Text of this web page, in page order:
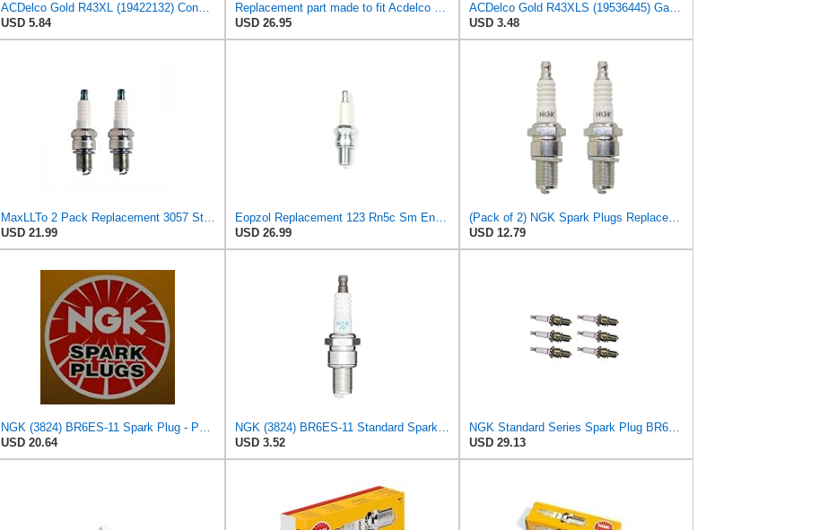
ACDelco Gold R43XL (19422132) Conventional Spark Plug
USD 5.84
Replacement part made to fit Acdelco R43Xls, 5613522 Spark Plugs Qty 3 R2MotS19569
USD 26.95
ACDelco Gold R43XLS (19536445) Gas Engine Ignition Spark Plug
USD 3.48
MaxLLTo 2 Pack Replacement 3057 Standard U-Groove Spark Plug for Denso Auto W20ESR-U for NGK 4922
USD 21.99
Eopzol Replacement 123 Rn5c Sm Eng Spark Plug for Champion, 3.13 X 0.88 X 0.88 inches
USD 26.99
(Pack of 2) NGK Spark Plugs Replaces Champion RN5C; BR4ES, 1097
USD 12.79
NGK (3824) BR6ES-11 Spark Plug - Pack of 4
USD 20.64
NGK (3824) BR6ES-11 Standard Spark Plug, Pack of 1
USD 3.52
NGK Standard Series Spark Plug BR6ES-11 (6 Pack) Compatible With NISSAN 280Z BASE 1977-1978
USD 29.13